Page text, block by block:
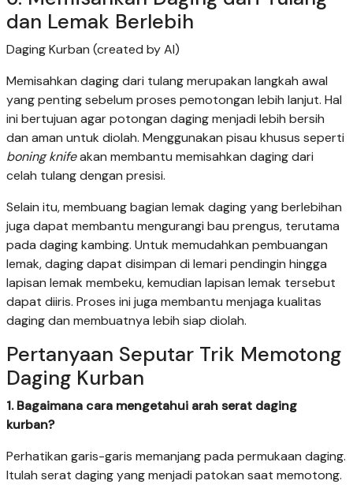
dan Lemak Berlebih
Daging Kurban (created by AI)
Memisahkan daging dari tulang merupakan langkah awal
yang penting sebelum proses pemotongan lebih lanjut. Hal
ini bertujuan agar potongan daging menjadi lebih bersih
dan aman untuk diolah. Menggunakan pisau khusus seperti
boning knifeakan membantu memisahkan daging dari
celah tulang dengan presisi.
Selain itu, membuang bagian lemak daging yang berlebihan
juga dapat membantu mengurangi bau prengus, terutama
pada daging kambing. Untuk memudahkan pembuangan
lemak, daging dapat disimpan di lemari pendingin hingga
lapisan lemak membeku, kemudian lapisan lemak tersebut
dapat diiris. Proses ini juga membantu menjaga kualitas
daging dan membuatnya lebih siap diolah.
Pertanyaan Seputar Trik Memotong
Daging Kurban
1. Bagaimana cara mengetahui arah serat daging
kurban?
Perhatikan garis-garis memanjang pada permukaan daging.
Itulah serat daging yang menjadi patokan saat memotong.